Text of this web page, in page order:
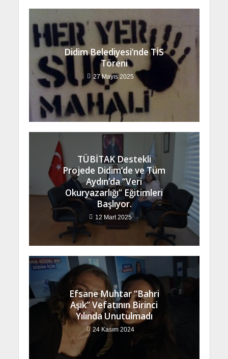
Didim Belediyesi’nde TİS
Töreni
27 Mayıs 2025
TÜBİTAK Destekli
Projede Didim’de ve Tüm
Aydın’da “Veri
Okuryazarlığı” Eğitimleri
Başlıyor.
12 Mart 2025
Efsane Muhtar “Bahri
Aşık” Vefatının Birinci
Yılında Unutulmadı
24 Kasım 2024